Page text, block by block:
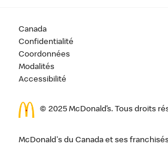
Canada
Confidentialité
Coordonnées
Modalités
Accessibilité
© 2025 McDonald’s. Tous droits
McDonald's du Canada et ses